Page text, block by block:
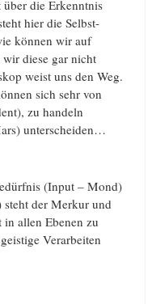
die Erkenntnis
hier die Selbst-
können wir auf
wir diese gar nicht
weist uns den Weg.
sich sehr von
zu handeln
unterscheiden…
(Input – Mond)
steht der Merkur und
in allen Ebenen zu
Verarbeiten